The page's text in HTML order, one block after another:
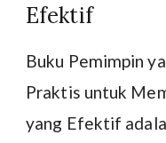
Efektif
Buku Pemimpin
Praktis untuk
yang Efektif